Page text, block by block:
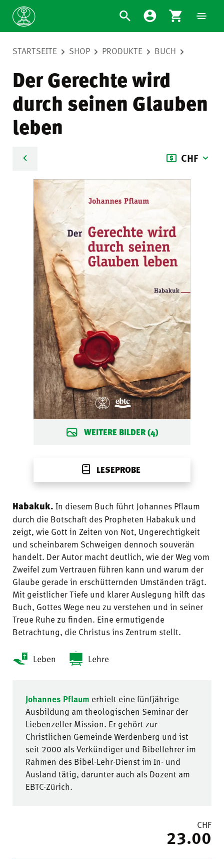
STARTSEITE SHOP PRODUKTE BUCH
Der Gerechte wird
durch seinen Glauben
leben
CHF
WEITERE BILDER (4)
LESEPROBE
Habakuk. In diesem Buch führt Johannes Pflaum
durch die Botschaft des Propheten Habakuk und
zeigt, wie Gott in Zeiten von Not, Ungerechtigkeit
und scheinbarem Schweigen dennoch souverän
handelt. Der Autor macht deutlich, wie der Weg vom
Zweifel zum Vertrauen führen kann und warum der
Glaube gerade in erschütternden Umständen trägt.
Mit geistlicher Tiefe und klarer Auslegung hilft das
Buch, Gottes Wege neu zu verstehen und in seiner
Treue Ruhe zu finden. Eine ermutigende
Betrachtung, die Christus ins Zentrum stellt.
Leben Lehre
Johannes Pflaum erhielt eine fünfjährige
Ausbildung am theologischen Seminar der
Liebenzeller Mission. Er gehört zur
Christlichen Gemeinde Werdenberg und ist
seit 2000 als Verkündiger und Bibellehrer im
Rahmen des Bibel-Lehr-Dienst im In- und
Ausland tätig, darunter auch als Dozent am
EBTC-Zürich.
CHF
23.00